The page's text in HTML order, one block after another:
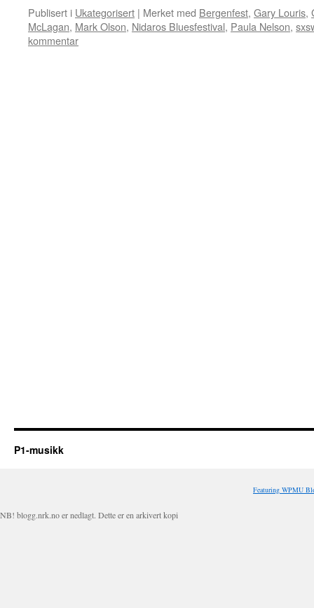
Publisert i Ukategorisert | Merket med Bergenfest, Gary Louris,
McLagan, Mark Olson, Nidaros Bluesfestival, Paula Nelson,
kommentar
P1-musikk
Featuring WPMU
NB! blogg.nrk.no er nedlagt. Dette er en arkivert kopi